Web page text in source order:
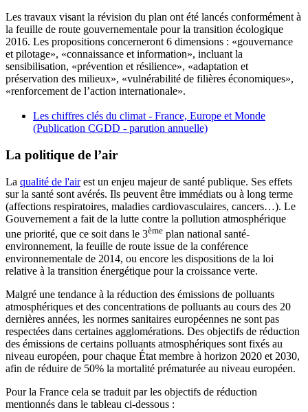
Les travaux visant la révision du plan ont été lancés conformément à
la feuille de route gouvernementale pour la transition écologique
2016. Les propositions concerneront 6 dimensions : «gouvernance
et pilotage», «connaissance et information», incluant la
sensibilisation, «prévention et résilience», «adaptation et
préservation des milieux», «vulnérabilité de filières économiques»,
«renforcement de l’action internationale».
Les chiffres clés du climat - France, Europe et Monde
(Publication CGDD - parution annuelle)
La politique de l’air
La qualité de l'airest un enjeu majeur de santé publique. Ses effets
sur la santé sont avérés. Ils peuvent être immédiats ou à long terme
(affections respiratoires, maladies cardiovasculaires, cancers…). Le
Gouvernement a fait de la lutte contre la pollution atmosphérique
une priorité, que ce soit dans le 3ème plan national santé-
environnement, la feuille de route issue de la conférence
environnementale de 2014, ou encore les dispositions de la loi
relative à la transition énergétique pour la croissance verte.
Malgré une tendance à la réduction des émissions de polluants
atmosphériques et des concentrations de polluants au cours des 20
dernières années, les normes sanitaires européennes ne sont pas
respectées dans certaines agglomérations. Des objectifs de réduction
des émissions de certains polluants atmosphériques sont fixés au
niveau européen, pour chaque État membre à horizon 2020 et 2030,
afin de réduire de 50% la mortalité prématurée au niveau européen.
Pour la France cela se traduit par les objectifs de réduction
mentionnés dans le tableau ci-dessous :